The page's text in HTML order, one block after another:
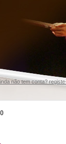
não tem conta?